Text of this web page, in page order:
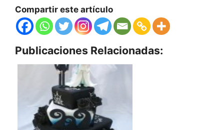
Compartir este artículo
Publicaciones Relacionadas: